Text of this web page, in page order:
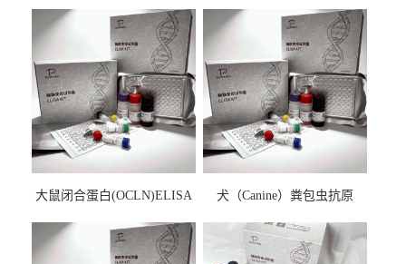
大鼠闭合蛋白(OCLN)ELISA
犬（Canine）粪包虫抗原